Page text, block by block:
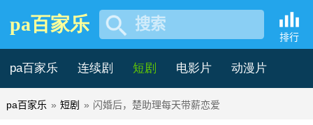
pa百家乐 搜索
排行
pa百家乐 连续剧 短剧 电影片 动漫片
记录片 综艺片
pa百家乐 » 短剧 » 闪婚后，楚助理每天带薪恋爱